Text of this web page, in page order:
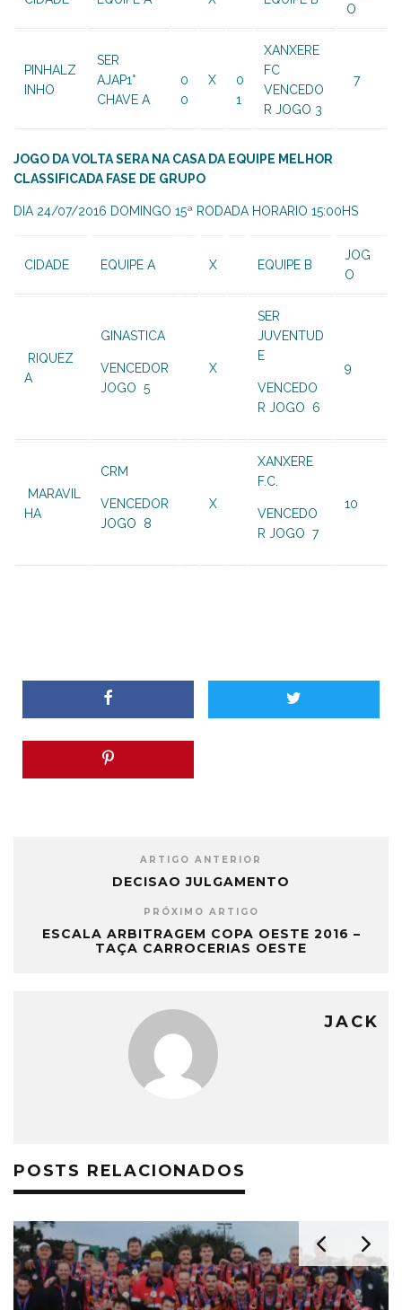
O
PINHALZ
INHO
SER
AJAP1°
CHAVE A
0
0
X
0
1
XANXERE
FC
VENCEDO
R JOGO 3
7
JOGO DA VOLTA SERA NA CASA DA EQUIPE MELHOR
CLASSIFICADA FASE DE GRUPO
DIA 24/07/2016 DOMINGO 15ª RODADA HORARIO 15:00HS
CIDADE EQUIPE A X EQUIPE B
JOG
O
RIQUEZ
A
GINASTICA
VENCEDOR
JOGO 5
X
SER
JUVENTUD
E
VENCEDO
R JOGO 6
9
MARAVIL
HA
CRM
VENCEDOR
JOGO 8
X
XANXERE
F.C.
VENCEDO
R JOGO 7
10
ARTIGO ANTERIOR
DECISAO JULGAMENTO
PRÓXIMO ARTIGO
ESCALA ARBITRAGEM COPA OESTE 2016 –
TAÇA CARROCERIAS OESTE
JACK
POSTS RELACIONADOS